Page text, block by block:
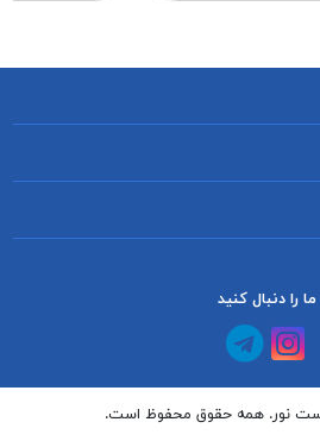
ما را دنبال کنید
کانال آپارات
کانال تلگرام